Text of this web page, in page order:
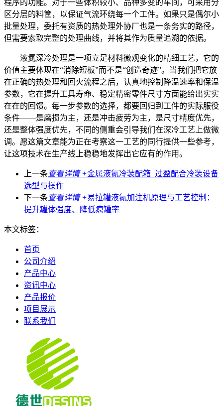
程序的功能。对于一些体积较小、品种多变的车间，可采用分
区分层的料筐，以保证气流环绕每一个工件。如果只是偶尔小
批量处理，委托有资质的热处理外协厂也是一条务实的路径，
但需要索取完整的处理曲线，并将其作为质量追溯的依据。
液氮深冷处理是一项立足材料微观变化的精细工艺，它的
价值主要体现在“消除短板”而不是“创造奇迹”。当我们把它放
在正确的热处理和回火流程之后，认真地控制降温速率和保温
参数，它在提升工具寿命、稳定精密零件尺寸方面能给出实实
在在的回馈。每一步参数的选择，都要回归到工件的实际服役
条件——是磨损为主，还是冲击疲劳为主，是尺寸精度优先，
还是整体强度优先，不同的侧重会引导我们在深冷工艺上做微
调。愿这篇文章能为正在考察这一工艺的同行提供一些参考，
让这项技术在生产线上稳稳地发挥出它应有的作用。
上一条查看详情 +金属液氮冷装配箱_过盈配合冷装设备
选型与操作
下一条查看详情 +易拉罐液氮加注机原理与工艺控制：
提升罐体强度、降低瘪罐率
本文标签：
首页
公司介绍
产品中心
资讯中心
产品报价
项目展示
联系我们